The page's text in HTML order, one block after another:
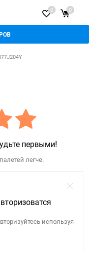
0 0
первыми!
легче.
используя